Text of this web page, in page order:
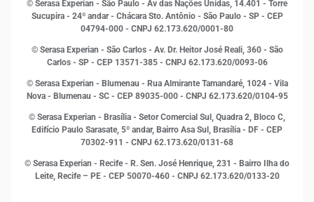
Inovação e Tecnologia
Leis e impostos
Marketing
Open Finance
Proteção de Dados
Sustentabilidade Corporativa
© Serasa Experian - São Paulo - Av das Nações Unidas, 14.401 - Torre
Sucupira - 24º andar - Chácara Sto. Antônio - São Paulo - SP - CEP
04794-000 - CNPJ 62.173.620/0001-80
© Serasa Experian - São Carlos - Av. Dr. Heitor José Reali, 360 - São
Carlos - SP - CEP 13571-385 - CNPJ 62.173.620/0093-06
© Serasa Experian - Blumenau - Rua Almirante Tamandaré, 1024 - Vila
Nova - Blumenau - SC - CEP 89035-000 - CNPJ 62.173.620/0104-95
© Serasa Experian - Brasília - Setor Comercial Sul, Quadra 2, Bloco C,
Edifício Paulo Sarasate, 5º andar, Bairro Asa Sul, Brasília - DF - CEP
70302-911 - CNPJ 62.173.620/0131-68
© Serasa Experian - Recife - R. Sen. José Henrique, 231 - Bairro Ilha do
Leite, Recife – PE - CEP 50070-460 - CNPJ 62.173.620/0133-20